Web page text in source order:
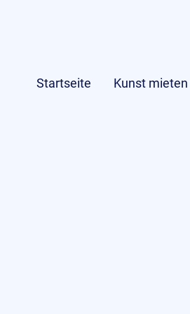
Startseite Kunst mieten